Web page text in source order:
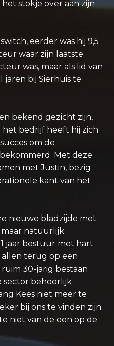
stokje over aan zijn
eerder was hij 9,5
waar zijn laatste
was, maar als lid van
jaren bij Sierhuis te
bekend gezicht zijn,
het bedrijf heeft hij zich
om de
Met deze
met Justin, bezig
kant van het
nieuwe bladzijde met
natuurlijk
jaar bestuur met hart
allen terug op een
30-jarig bestaan
sector behoorlijk
Kees niet meer te
bij ons te vinden zijn.
niet van de een op de